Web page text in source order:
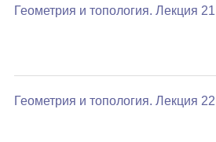
Геометрия и топология. Лекция 21
Геометрия и топология. Лекция 22